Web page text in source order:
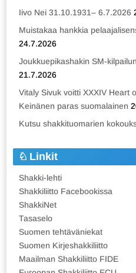
Iivo Nei 31.10.1931– 6.7.2026
Muistakaa hankkia
24.7.2026
Joukkuepikashakin SM-
21.7.2026
Vitaly Sivuk voitti XXXIV Heart
Keinänen paras suomalainen
Kutsu shakkituomarien
Linkit
Shakki-lehti
Shakkiliitto Facebookissa
ShakkiNet
Tasaselo
Suomen tehtäväniekat
Suomen Kirjeshakkiliitto
Maailman Shakkiliitto FIDE